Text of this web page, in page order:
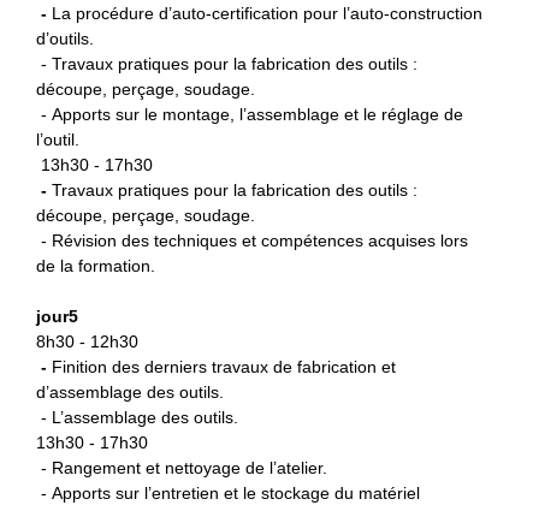
- La procédure d’auto-certification pour l’auto-construction
d’outils.
- Travaux pratiques pour la fabrication des outils :
découpe, perçage, soudage.
- Apports sur le montage, l’assemblage et le réglage de
l’outil.
13h30 - 17h30
- Travaux pratiques pour la fabrication des outils :
découpe, perçage, soudage.
- Révision des techniques et compétences acquises lors
de la formation.
jour5
8h30 - 12h30
- Finition des derniers travaux de fabrication et
d’assemblage des outils.
- L’assemblage des outils.
13h30 - 17h30
- Rangement et nettoyage de l’atelier.
- Apports sur l’entretien et le stockage du matériel